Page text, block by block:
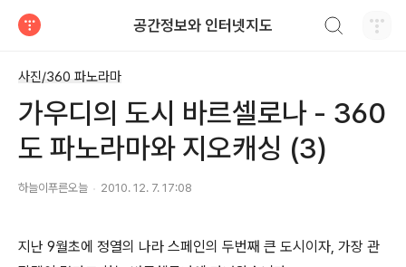
공간정보와 인터넷지도
사진/360 파노라마
가우디의 도시 바르셀로나 - 360
도 파노라마와 지오캐싱 (3)
하늘이푸른오늘 2010. 12. 7. 17:08
지난 9월초에 정열의 나라 스페인의 두번째 큰 도시이자, 가장 관